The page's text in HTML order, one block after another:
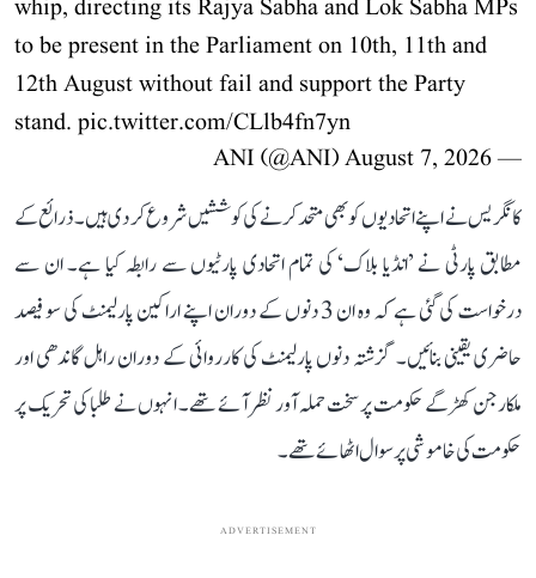
whip, directing its Rajya Sabha and Lok Sabha MPs
to be present in the Parliament on 10th, 11th and
12th August without fail and support the Party
stand. pic.twitter.com/CLlb4fn7yn
— ANI (@ANI)
August 7, 2026
کانگریس نے اپنے اتحادیوں کو بھی متحد کرنے کی کوششیں شروع کر دی ہیں۔ ذرائع کے
مطابق پارٹی نے ’انڈیا بلاک‘ کی تمام اتحادی پارٹیوں سے رابطہ کیا ہے۔ ان سے
درخواست کی گئی ہے کہ وہ ان 3 دنوں کے دوران اپنے اراکین پارلیمنٹ کی سو فیصد
حاضری یقینی بنائیں۔ گزشتہ دنوں پارلیمنٹ کی کارروائی کے دوران راہل گاندھی اور
ملکارجن کھڑگے حکومت پر سخت حملہ آور نظر آئے تھے۔ انہوں نے طلبا کی تحریک پر
حکومت کی خاموشی پر سوال اٹھائے تھے۔
ADVERTISEMENT